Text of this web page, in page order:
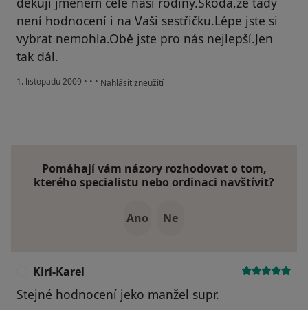
není hodnocení i na Vaši sestřičku.Lépe jste si
vybrat nemohla.Obě jste pro nás nejlepší.Jen
tak dál.
1. listopadu 2009 • • • podle názoru uživatele Pacient
Nahlásit zneužití
Pomáhají vám názory rozhodovat o tom,
kterého specialistu nebo ordinaci navštívit?
Ano Ne
Kirí-Karel
Stejné hodnocení jeko manžel supr.